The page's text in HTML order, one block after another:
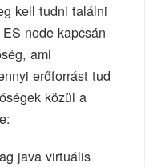
kell tudni találni
node kapcsán
ami
erőforrást tud
közül a
java virtuális